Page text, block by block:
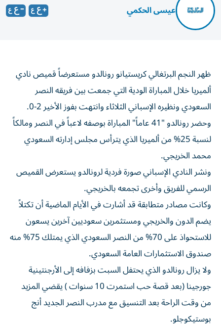
عيسى الحكمي
ظهر النجم البرتغالي كريستيانو رونالدو مستعرضاً قميص نادي
ألميريا خلال المباراة الودية التي جمعت بين فريقه النصر
السعودي ونظيره الإسباني الثلاثاء وانتهت بفوز الأخير 2-0.
وحضر رونالدو "41 عاماً" المباراة بوصفه لاعباً في النصر ومالكاً
لنسبة 25% من ألميريا الذي يترأس مجلس إدارته السعودي
محمد الخريجي.
ونشر النادي الإسباني صورة فردية لرونالدو يستعرض القميص
الرسمي للفريق وأخرى تجمعه بالخريجي.
وكانت مصادر متطابقة قد أشارت في الأيام الماضية أن تكتلاً
يضم الدون والخريجي ومستثمرين سعوديين آخرين يسعون
للاستحواذ على 70% من النصر السعودي الذي يمتلك 75% منه
صندوق الاستثمارات العامة السعودي.
ولا يزال رونالدو الذي يحتفل السبت بزفافه إلى الأرجنتينية
جورجينا (بعد قصة حب استمرت 10 سنوات ) يقضي المزيد
من وقت الراحة بعد التنسيق مع مدرب النصر الجديد أنج
بوستيكوجلو.